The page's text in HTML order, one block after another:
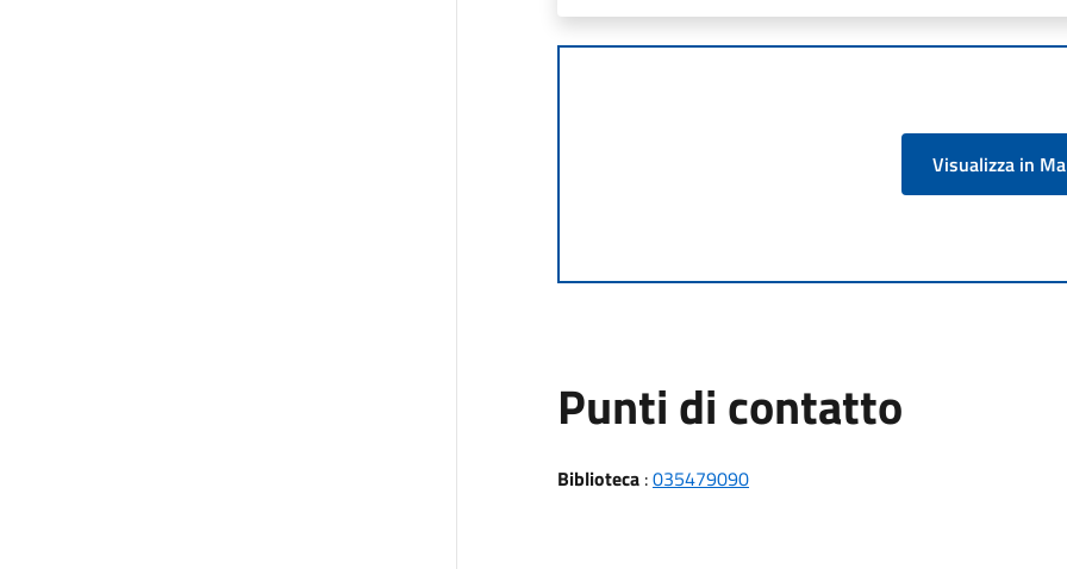
Visualizza in
Punti di contatto
Biblioteca:035479090